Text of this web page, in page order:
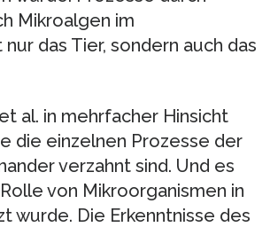
Mikroalgen im
das Tier, sondern auch das
al. in mehrfacher Hinsicht
die einzelnen Prozesse der
verzahnt sind. Und es
von Mikroorganismen in
wurde. Die Erkenntnisse des